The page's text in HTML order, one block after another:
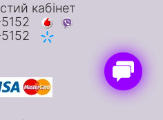
кабінет